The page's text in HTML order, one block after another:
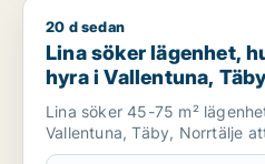
Lina söker lägenhet, hus
20 d sedan
Lina söker lägenhet,
hyra i Vallentuna,
Lina söker 45-75 m²
Vallentuna, Täby, Norrtälje